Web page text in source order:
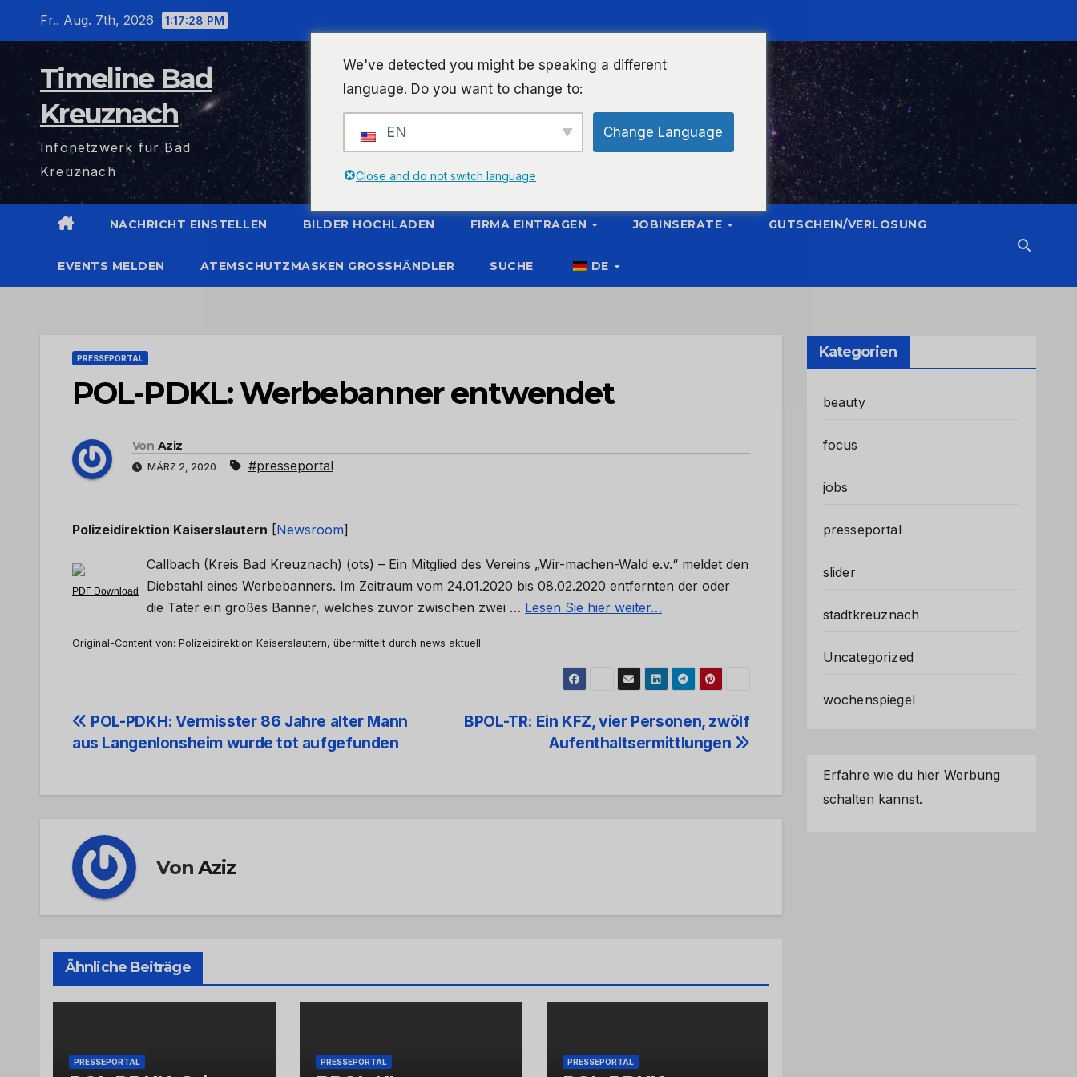
Fr.. Aug. 7th, 2026 1:17:28 PM
Timeline Bad
Kreuznach
Infonetzwerk für Bad
Kreuznach
NACHRICHT EINSTELLEN BILDER HOCHLADEN FIRMA EINTRAGEN JOBINSERATE GUTSCHEIN/VERLOSUNG
EVENTS MELDEN ATEMSCHUTZMASKEN GROSSHÄNDLER SUCHE DE
PRESSEPORTAL
POL-PDKL: Werbebanner entwendet
Von Aziz
MÄRZ 2, 2020 #presseportal
Polizeidirektion Kaiserslautern [Newsroom]
PDF Download
Callbach (Kreis Bad Kreuznach) (ots) – Ein Mitglied des Vereins „Wir-machen-Wald e.v.“ meldet den
Diebstahl eines Werbebanners. Im Zeitraum vom 24.01.2020 bis 08.02.2020 entfernten der oder
die Täter ein großes Banner, welches zuvor zwischen zwei … Lesen Sie hier weiter…
Original-Content von: Polizeidirektion Kaiserslautern, übermittelt durch news aktuell
Beitrags-
Navigation
BPOL-TR: Ein KFZ, vier Personen, zwölf
Aufenthaltsermittlungen
POL-PDKH: Vermisster 86 Jahre alter Mann
aus Langenlonsheim wurde tot aufgefunden
VonAziz
Ähnliche Beiträge
PRESSEPORTAL PRESSEPORTAL PRESSEPORTAL
Kategorien
beauty
focus
jobs
presseportal
slider
stadtkreuznach
Uncategorized
wochenspiegel
Erfahre wie du hier Werbung
schalten kannst.
We've detected you might be speaking a different
language. Do you want to change to:
EN Change Language
Close and do not switch language